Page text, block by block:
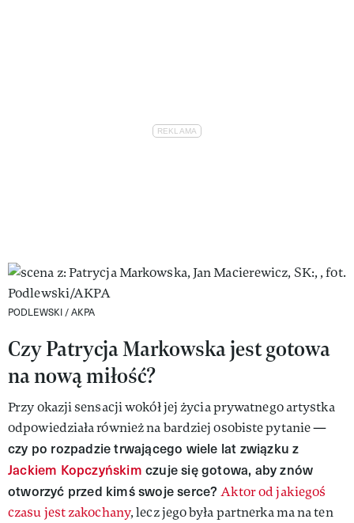
PODLEWSKI / AKPA
Czy Patrycja Markowska jest gotowa
na nową miłość?
Przy okazji sensacji wokół jej życia prywatnego artystka
odpowiedziała również na bardziej osobiste pytanie —
czy po rozpadzie trwającego wiele lat związku z
Jackiem Kopczyńskim czuje się gotowa, aby znów
otworzyć przed kimś swoje serce? Aktor od jakiegoś
czasu jest zakochany, lecz jego była partnerka ma na ten